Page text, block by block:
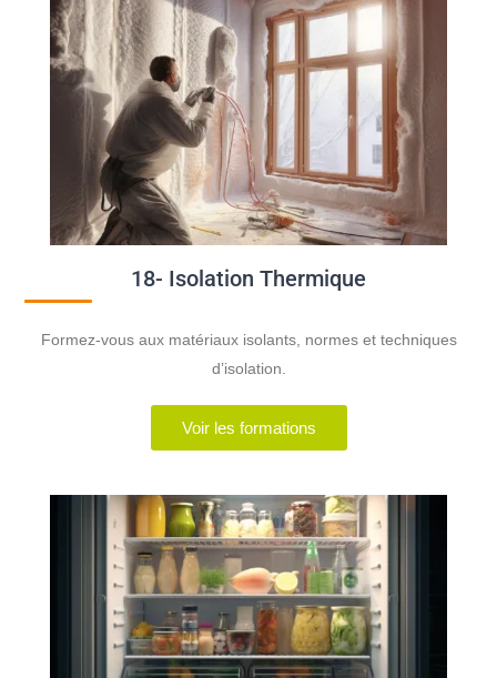
18- Isolation Thermique
Formez-vous aux matériaux isolants, normes et techniques
d’isolation.
Voir les formations